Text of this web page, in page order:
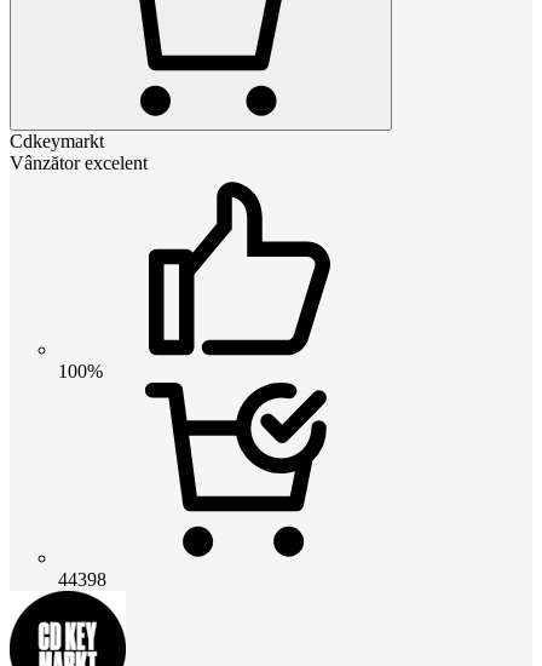
Cdkeymarkt
Vânzător excelent
100%
44398